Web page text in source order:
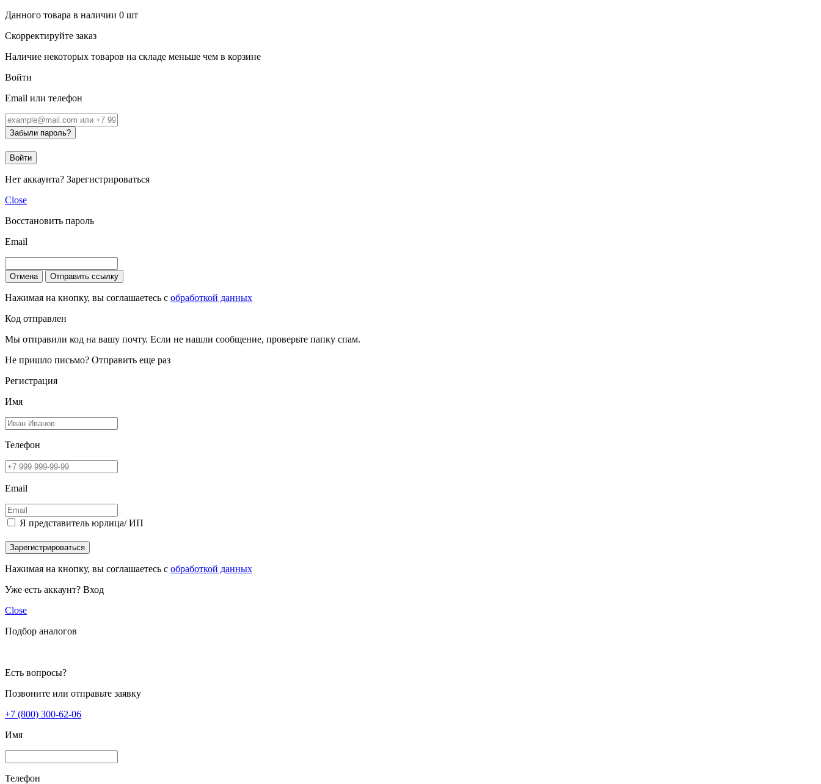
Данного товара в наличии 0 шт
Скорректируйте заказ
Наличие некоторых товаров на складе меньше чем в корзине
Войти
Email или телефон
Забыли пароль?
Войти
Нет аккаунта? Зарегистрироваться
Close
Восстановить пароль
Email
Отмена Отправить ссылку
Нажимая на кнопку, вы соглашаетесь с обработкой данных
Код отправлен
Мы отправили код на вашу почту. Если не нашли сообщение, проверьте папку спам.
Не пришло письмо? Отправить еще раз
Регистрация
Имя
Телефон
Email
Я представитель юрлица/ ИП
Зарегистрироваться
Нажимая на кнопку, вы соглашаетесь с обработкой данных
Уже есть аккаунт? Вход
Close
Подбор аналогов
Есть вопросы?
Позвоните или отправьте заявку
+7 (800) 300-62-06
Имя
Телефон